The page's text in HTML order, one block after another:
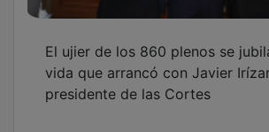
El ujier de los 860 plenos se
vida que arrancó con Javier
presidente de las Cortes